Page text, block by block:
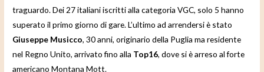
traguardo. Dei 27 italiani iscritti alla categoria VGC, solo 5 hanno
superato il primo giorno di gare. L’ultimo ad arrendersi è stato
Giuseppe Musicco, 30 anni, originario della Puglia ma residente
nel Regno Unito, arrivato fino alla Top16, dove si è arreso al forte
americano Montana Mott.